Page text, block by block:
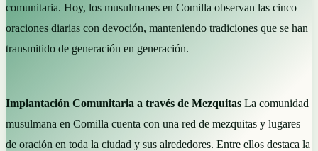
comunitaria. Hoy, los musulmanes en Comilla observan las cinco
oraciones diarias con devoción, manteniendo tradiciones que se han
transmitido de generación en generación.
Implantación Comunitaria a través de Mezquitas La comunidad
musulmana en Comilla cuenta con una red de mezquitas y lugares
de oración en toda la ciudad y sus alrededores. Entre ellos destaca la